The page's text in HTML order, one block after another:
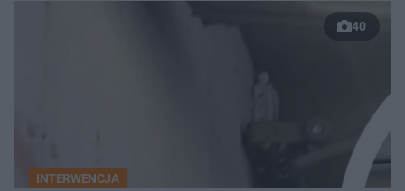
40
INTERWENCJA